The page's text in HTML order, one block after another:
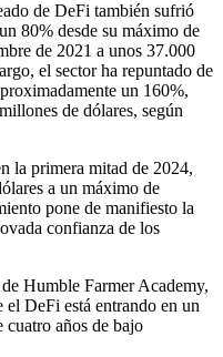
de DeFi también sufrió
80% desde su máximo de
de 2021 a unos 37.000
el sector ha repuntado de
un 160%,
de dólares, según
la primera mitad de 2024,
a un máximo de
pone de manifiesto la
confianza de los
Humble Farmer Academy,
DeFi está entrando en un
cuatro años de bajo